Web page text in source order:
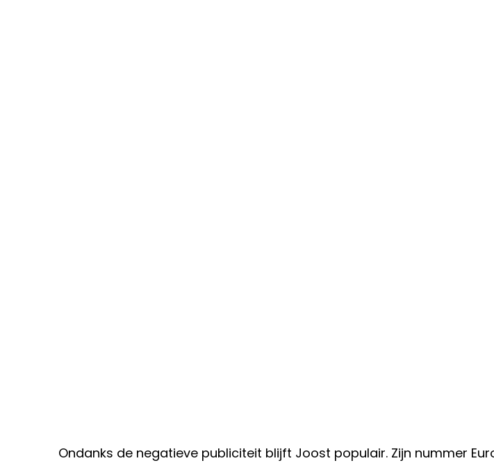
Ondanks de negatieve publiciteit blijft Joost populair. Zijn nummer